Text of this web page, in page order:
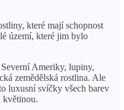
které mají schopnost
území, které jim bylo
Ameriky, lupiny,
zemědělská rostlina. Ale
luxusní svíčky všech barev
květinou.